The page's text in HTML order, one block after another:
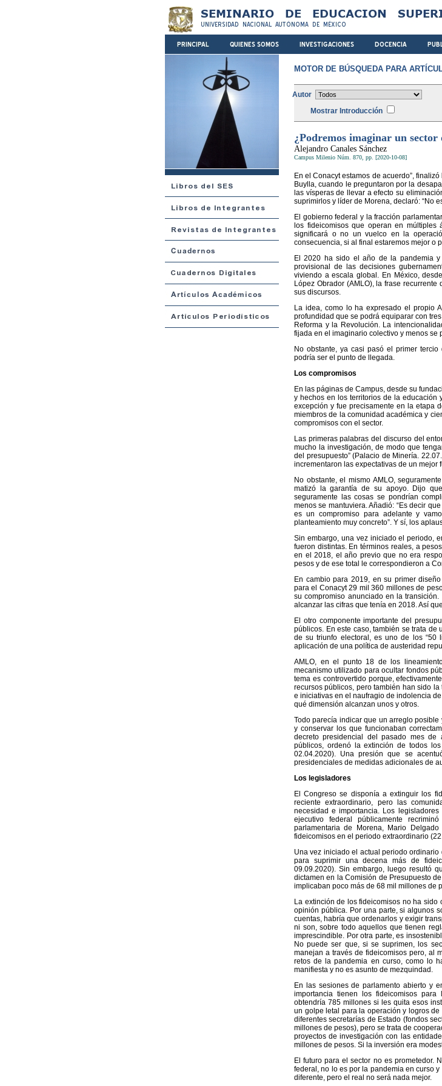
MOTOR DE BÚSQUEDA PARA
Autor
Mostrar Introducción
¿Podremos imaginar un sector
Alejandro Canales Sánchez
Campus Milenio Núm. 870, pp. [2020-10-08]
En el Conacyt estamos de acuerdo”,
Buylla, cuando le preguntaron por la
las vísperas de llevar a efecto su
suprimirlos y líder de Morena, declaró: “No
El gobierno federal y la fracción
los fideicomisos que operan en
significará o no un vuelco en la
consecuencia, si al final estaremos mejor o
El 2020 ha sido el año de la pandemia
provisional de las decisiones
viviendo a escala global. En México,
López Obrador (AMLO), la frase recurrente
sus discursos.
La idea, como lo ha expresado el propio
profundidad que se podrá equiparar con
Reforma y la Revolución. La
fijada en el imaginario colectivo y menos
No obstante, ya casi pasó el primer
podría ser el punto de llegada.
Los compromisos
En las páginas de Campus, desde su
y hechos en los territorios de la
excepción y fue precisamente en la etapa
miembros de la comunidad académica y
compromisos con el sector.
Las primeras palabras del discurso del
mucho la investigación, de modo que
del presupuesto” (Palacio de Minería.
incrementaron las expectativas de un mejor
No obstante, el mismo AMLO,
matizó la garantía de su apoyo. Dijo
seguramente las cosas se pondrían
menos se mantuviera. Añadió: “Es decir
es un compromiso para adelante y
planteamiento muy concreto”. Y sí, los
Sin embargo, una vez iniciado el periodo,
fueron distintas. En términos reales, a
en el 2018, el año previo que no era
pesos y de ese total le correspondieron a
En cambio para 2019, en su primer
para el Conacyt 29 mil 360 millones de
su compromiso anunciado en la
alcanzar las cifras que tenía en 2018. Así
El otro componente importante del
públicos. En este caso, también se trata
de su triunfo electoral, es uno de los “50
aplicación de una política de austeridad
AMLO, en el punto 18 de los
mecanismo utilizado para ocultar fondos
tema es controvertido porque,
recursos públicos, pero también han sido
e iniciativas en el naufragio de indolencia
qué dimensión alcanzan unos y otros.
Todo parecía indicar que un arreglo
y conservar los que funcionaban
decreto presidencial del pasado mes
públicos, ordenó la extinción de todos
02.04.2020). Una presión que se
presidenciales de medidas adicionales de
Los legisladores
El Congreso se disponía a extinguir los
reciente extraordinario, pero las
necesidad e importancia. Los
ejecutivo federal públicamente
parlamentaria de Morena, Mario
fideicomisos en el periodo extraordinario
Una vez iniciado el actual periodo
para suprimir una decena más de
09.09.2020). Sin embargo, luego resultó
dictamen en la Comisión de Presupuesto
implicaban poco más de 68 mil millones de
La extinción de los fideicomisos no ha
opinión pública. Por una parte, si algunos
cuentas, habría que ordenarlos y exigir
ni son, sobre todo aquellos que tienen
imprescindible. Por otra parte, es
No puede ser que, si se suprimen, los
manejan a través de fideicomisos pero, al
retos de la pandemia en curso, como lo
manifiesta y no es asunto de mezquindad.
En las sesiones de parlamento abierto y
importancia tienen los fideicomisos
obtendría 785 millones si les quita esos
un golpe letal para la operación y logros
diferentes secretarías de Estado (fondos
millones de pesos), pero se trata de
proyectos de investigación con las
millones de pesos. Si la inversión era
El futuro para el sector no es prometedor.
federal, no lo es por la pandemia en curso
diferente, pero el real no será nada mejor.